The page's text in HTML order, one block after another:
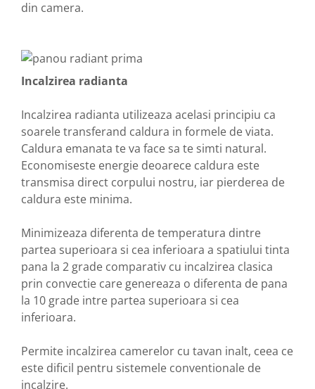
din camera.
Incalzirea radianta
Incalzirea radianta utilizeaza acelasi principiu ca
soarele transferand caldura in formele de viata.
Caldura emanata te va face sa te simti natural.
Economiseste energie deoarece caldura este
transmisa direct corpului nostru, iar pierderea de
caldura este minima.
Minimizeaza diferenta de temperatura dintre
partea superioara si cea inferioara a spatiului tinta
pana la 2 grade comparativ cu incalzirea clasica
prin convectie care genereaza o diferenta de pana
la 10 grade intre partea superioara si cea
inferioara.
Permite incalzirea camerelor cu tavan inalt, ceea ce
este dificil pentru sistemele conventionale de
incalzire.